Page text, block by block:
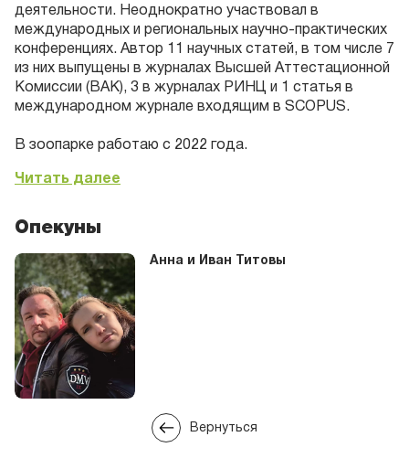
деятельности. Неоднократно участвовал в
международных и региональных научно-практических
конференциях. Автор 11 научных статей, в том числе 7
из них выпущены в журналах Высшей Аттестационной
Комиссии (ВАК), 3 в журналах РИНЦ и 1 статья в
международном журнале входящим в SCOPUS.
В зоопарке работаю с 2022 года.
Читать далее
Опекуны
Анна и Иван Титовы
Вернуться